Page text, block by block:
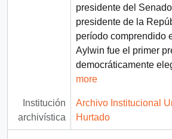
presidente del
presidente de la
período comprendido
Aylwin fue el primer
democráticamente
more
Institución
archivística
Archivo Institucional
Hurtado